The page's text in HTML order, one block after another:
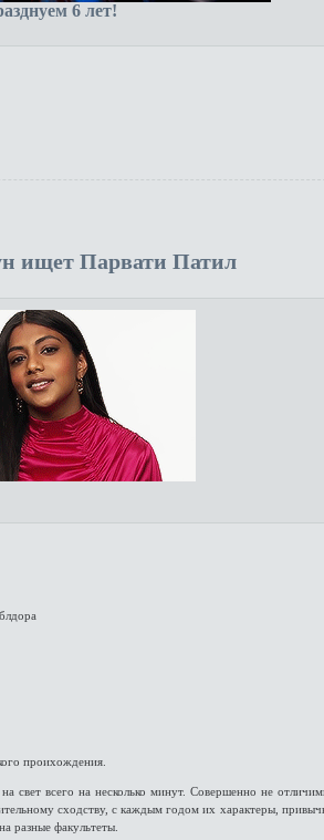
6 лет!
ищет Парвати Патил
проихождения.
свет всего на несколько минут. Совершенно не
сходству, с каждым годом их характеры,
разные факультеты.